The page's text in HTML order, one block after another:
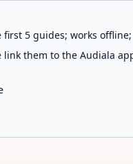
5 guides; works
link them to the Audiala